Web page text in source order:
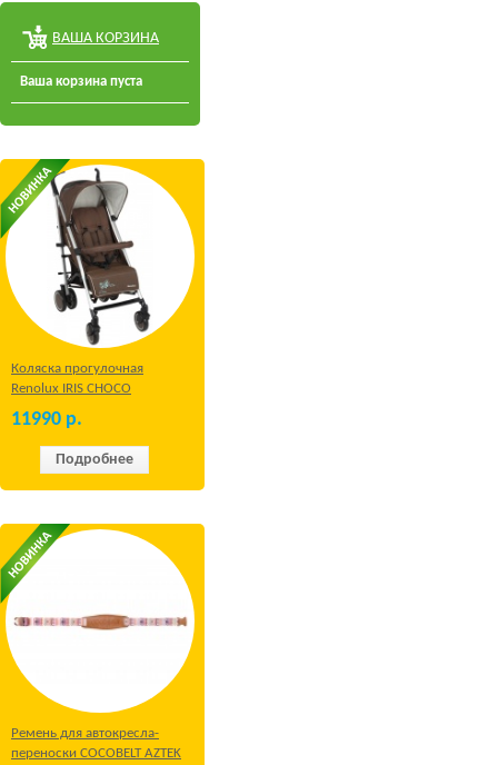
ВАША КОРЗИНА
Ваша корзина пуста
Коляска прогулочная
Renolux IRIS CHOCO
11990 р.
Подробнее
Ремень для автокресла-
переноски COCOBELT AZTEK